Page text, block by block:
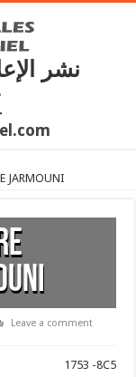
نشر
JARMOUNI
Leave a comment
1753 -8C5